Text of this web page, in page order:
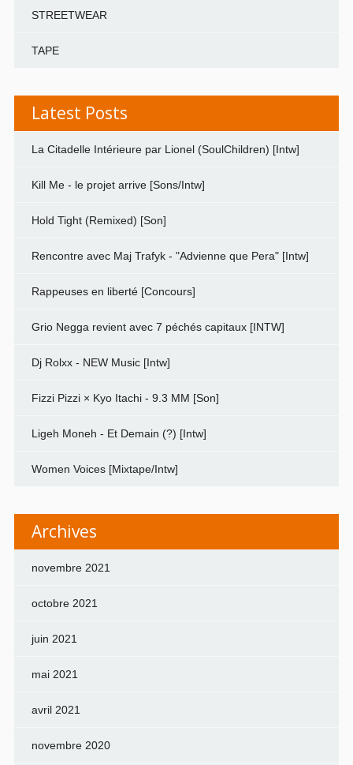
STREETWEAR
TAPE
Latest Posts
La Citadelle Intérieure par Lionel (SoulChildren) [Intw]
Kill Me - le projet arrive [Sons/Intw]
Hold Tight (Remixed) [Son]
Rencontre avec Maj Trafyk - "Advienne que Pera" [Intw]
Rappeuses en liberté [Concours]
Grio Negga revient avec 7 péchés capitaux [INTW]
Dj Rolxx - NEW Music [Intw]
Fizzi Pizzi × Kyo Itachi - 9.3 MM [Son]
Ligeh Moneh - Et Demain (?) [Intw]
Women Voices [Mixtape/Intw]
Archives
novembre 2021
octobre 2021
juin 2021
mai 2021
avril 2021
novembre 2020